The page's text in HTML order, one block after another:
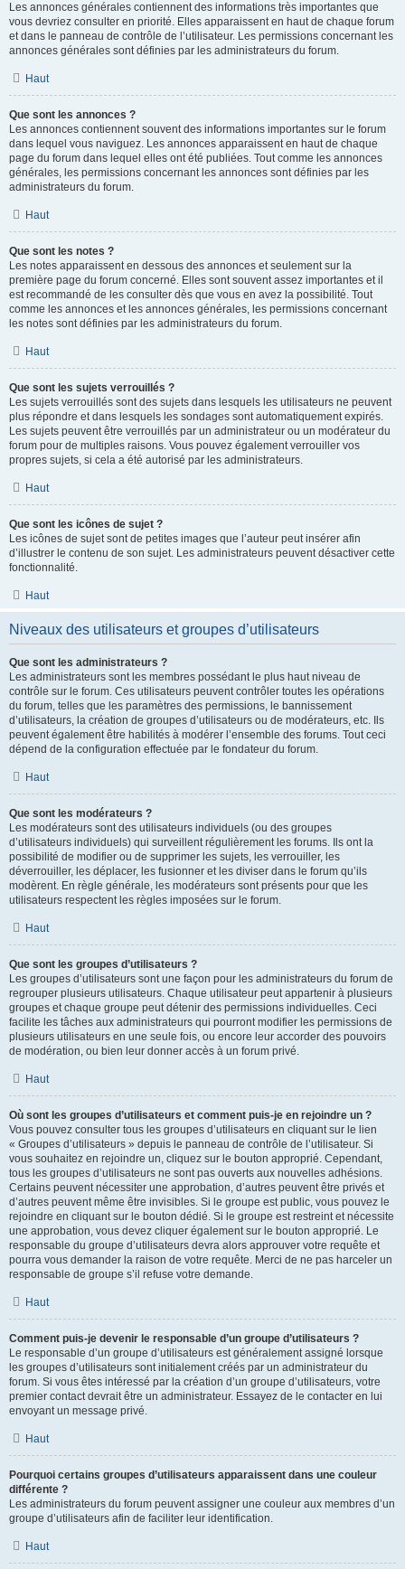
Les annonces générales contiennent des informations très importantes que
vous devriez consulter en priorité. Elles apparaissent en haut de chaque forum
et dans le panneau de contrôle de l’utilisateur. Les permissions concernant les
annonces générales sont définies par les administrateurs du forum.
Haut
Que sont les annonces ?
Les annonces contiennent souvent des informations importantes sur le forum
dans lequel vous naviguez. Les annonces apparaissent en haut de chaque
page du forum dans lequel elles ont été publiées. Tout comme les annonces
générales, les permissions concernant les annonces sont définies par les
administrateurs du forum.
Haut
Que sont les notes ?
Les notes apparaissent en dessous des annonces et seulement sur la
première page du forum concerné. Elles sont souvent assez importantes et il
est recommandé de les consulter dès que vous en avez la possibilité. Tout
comme les annonces et les annonces générales, les permissions concernant
les notes sont définies par les administrateurs du forum.
Haut
Que sont les sujets verrouillés ?
Les sujets verrouillés sont des sujets dans lesquels les utilisateurs ne peuvent
plus répondre et dans lesquels les sondages sont automatiquement expirés.
Les sujets peuvent être verrouillés par un administrateur ou un modérateur du
forum pour de multiples raisons. Vous pouvez également verrouiller vos
propres sujets, si cela a été autorisé par les administrateurs.
Haut
Que sont les icônes de sujet ?
Les icônes de sujet sont de petites images que l’auteur peut insérer afin
d’illustrer le contenu de son sujet. Les administrateurs peuvent désactiver cette
fonctionnalité.
Haut
Niveaux des utilisateurs et groupes d’utilisateurs
Que sont les administrateurs ?
Les administrateurs sont les membres possédant le plus haut niveau de
contrôle sur le forum. Ces utilisateurs peuvent contrôler toutes les opérations
du forum, telles que les paramètres des permissions, le bannissement
d’utilisateurs, la création de groupes d’utilisateurs ou de modérateurs, etc. Ils
peuvent également être habilités à modérer l’ensemble des forums. Tout ceci
dépend de la configuration effectuée par le fondateur du forum.
Haut
Que sont les modérateurs ?
Les modérateurs sont des utilisateurs individuels (ou des groupes
d’utilisateurs individuels) qui surveillent régulièrement les forums. Ils ont la
possibilité de modifier ou de supprimer les sujets, les verrouiller, les
déverrouiller, les déplacer, les fusionner et les diviser dans le forum qu’ils
modèrent. En règle générale, les modérateurs sont présents pour que les
utilisateurs respectent les règles imposées sur le forum.
Haut
Que sont les groupes d’utilisateurs ?
Les groupes d’utilisateurs sont une façon pour les administrateurs du forum de
regrouper plusieurs utilisateurs. Chaque utilisateur peut appartenir à plusieurs
groupes et chaque groupe peut détenir des permissions individuelles. Ceci
facilite les tâches aux administrateurs qui pourront modifier les permissions de
plusieurs utilisateurs en une seule fois, ou encore leur accorder des pouvoirs
de modération, ou bien leur donner accès à un forum privé.
Haut
Où sont les groupes d’utilisateurs et comment puis-je en rejoindre un ?
Vous pouvez consulter tous les groupes d’utilisateurs en cliquant sur le lien
« Groupes d’utilisateurs » depuis le panneau de contrôle de l’utilisateur. Si
vous souhaitez en rejoindre un, cliquez sur le bouton approprié. Cependant,
tous les groupes d’utilisateurs ne sont pas ouverts aux nouvelles adhésions.
Certains peuvent nécessiter une approbation, d’autres peuvent être privés et
d’autres peuvent même être invisibles. Si le groupe est public, vous pouvez le
rejoindre en cliquant sur le bouton dédié. Si le groupe est restreint et nécessite
une approbation, vous devez cliquer également sur le bouton approprié. Le
responsable du groupe d’utilisateurs devra alors approuver votre requête et
pourra vous demander la raison de votre requête. Merci de ne pas harceler un
responsable de groupe s’il refuse votre demande.
Haut
Comment puis-je devenir le responsable d’un groupe d’utilisateurs ?
Le responsable d’un groupe d’utilisateurs est généralement assigné lorsque
les groupes d’utilisateurs sont initialement créés par un administrateur du
forum. Si vous êtes intéressé par la création d’un groupe d’utilisateurs, votre
premier contact devrait être un administrateur. Essayez de le contacter en lui
envoyant un message privé.
Haut
Pourquoi certains groupes d’utilisateurs apparaissent dans une couleur
différente ?
Les administrateurs du forum peuvent assigner une couleur aux membres d’un
groupe d’utilisateurs afin de faciliter leur identification.
Haut